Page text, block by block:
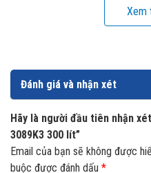
mình thì đây là sự lựa chọn
hóa, cửa hàng tiện lợi và
Xem
Đánh giá và nhận xét
Hãy là người đầu tiên nhận
3089K3 300 lít”
Email của bạn sẽ không được
buộc được đánh dấu *